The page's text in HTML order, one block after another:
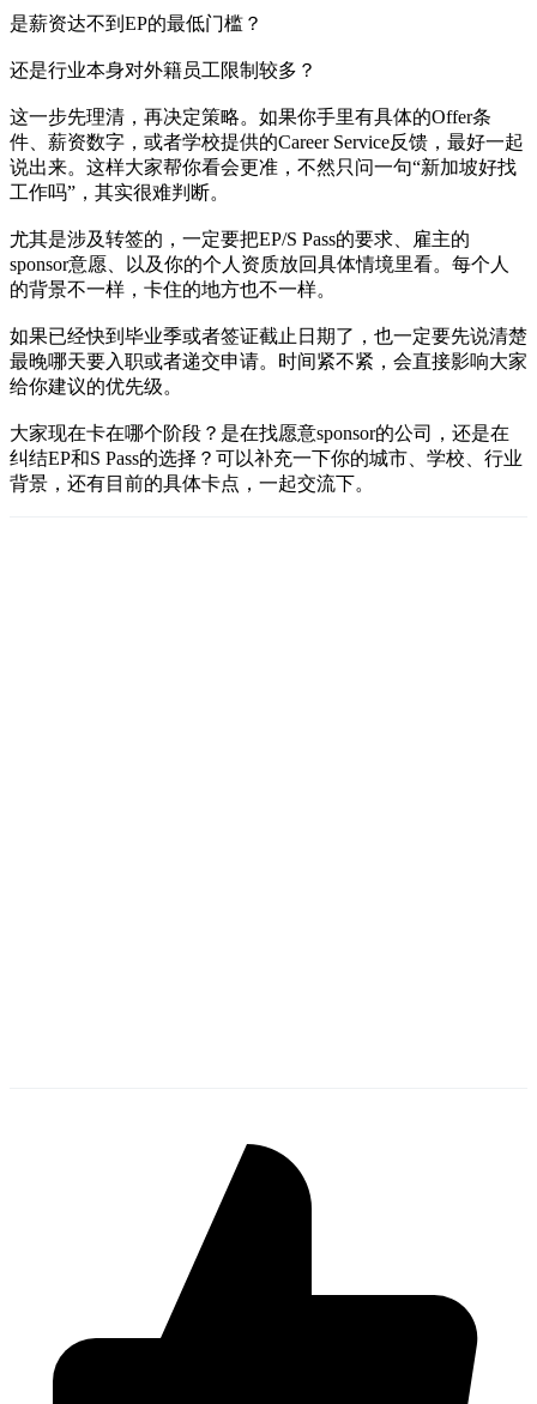
是薪资达不到EP的最低门槛？
还是行业本身对外籍员工限制较多？
这一步先理清，再决定策略。如果你手里有具体的Offer条
件、薪资数字，或者学校提供的Career Service反馈，最好一起
说出来。这样大家帮你看会更准，不然只问一句“新加坡好找
工作吗”，其实很难判断。
尤其是涉及转签的，一定要把EP/S Pass的要求、雇主的
sponsor意愿、以及你的个人资质放回具体情境里看。每个人
的背景不一样，卡住的地方也不一样。
如果已经快到毕业季或者签证截止日期了，也一定要先说清楚
最晚哪天要入职或者递交申请。时间紧不紧，会直接影响大家
给你建议的优先级。
大家现在卡在哪个阶段？是在找愿意sponsor的公司，还是在
纠结EP和S Pass的选择？可以补充一下你的城市、学校、行业
背景，还有目前的具体卡点，一起交流下。